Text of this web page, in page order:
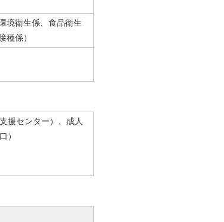
境衛生係、食品衛生
種係）
援センター）、成人
）